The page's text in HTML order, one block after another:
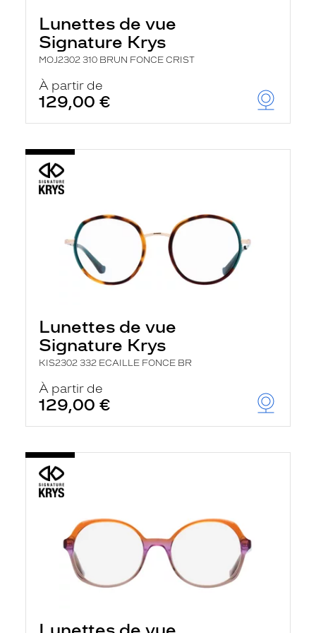
Lunettes de vue
Signature Krys
MOJ2302 310 BRUN FONCE CRIST
À partir de
129,00 €
Lunettes de vue
Signature Krys
KIS2302 332 ECAILLE FONCE BR
À partir de
129,00 €